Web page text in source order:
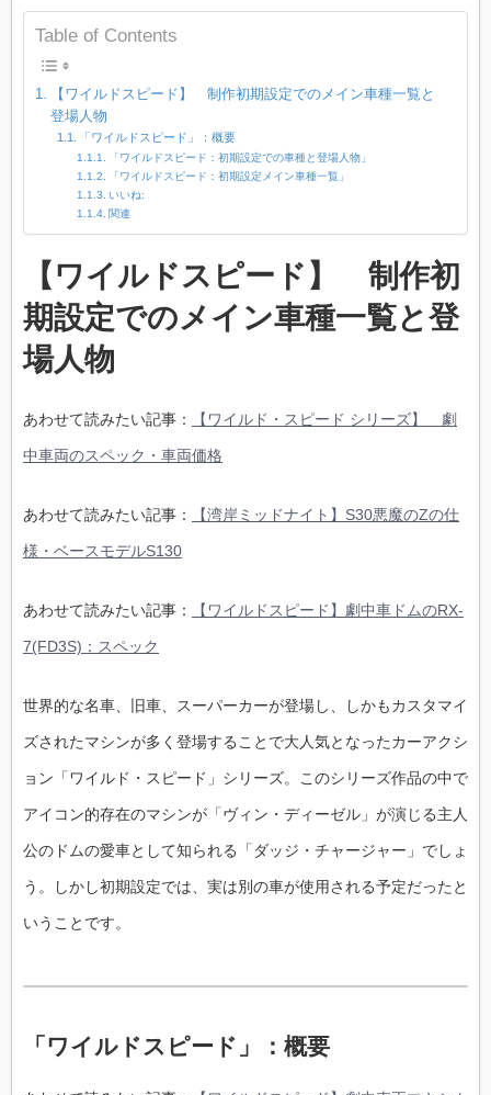
Table of Contents
【ワイルドスピード】 制作初期設定でのメイン車種一覧と
登場人物
「ワイルドスピード」：概要
「ワイルドスピード：初期設定での車種と登場人物」
「ワイルドスピード：初期設定メイン車種一覧」
いいね:
関連
【ワイルドスピード】 制作初
期設定でのメイン車種一覧と登
場人物
あわせて読みたい記事： 【ワイルド・スピード シリーズ】 劇
中車両のスペック・車両価格
あわせて読みたい記事： 【湾岸ミッドナイト】S30悪魔のZの仕
様・ベースモデルS130
あわせて読みたい記事： 【ワイルドスピード】劇中車ドムのRX-
7(FD3S)：スペック
世界的な名車、旧車、スーパーカーが登場し、しかもカスタマイ
ズされたマシンが多く登場することで大人気となったカーアクシ
ョン「ワイルド・スピード」シリーズ。このシリーズ作品の中で
アイコン的存在のマシンが「ヴィン・ディーゼル」が演じる主人
公のドムの愛車として知られる「ダッジ・チャージャー」でしょ
う。しかし初期設定では、実は別の車が使用される予定だったと
いうことです。
「ワイルドスピード」：概要